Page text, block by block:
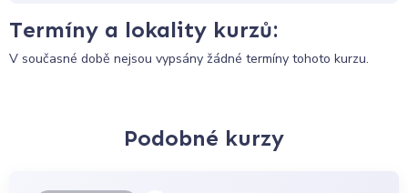
Termíny a lokality kurzů:
V současné době nejsou vypsány žádné termíny tohoto kurzu.
Podobné kurzy